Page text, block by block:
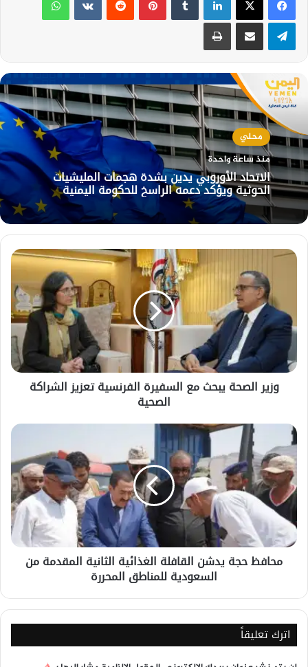
تيلقرام مشاركة عبر البريد طباعة
محلي
منذ ساعة واحدة
الاتحاد الأوروبي يدين بشدة هجمات المليشيات
الحوثية ويؤكد دعمه الراسخ للحكومة اليمنية
وزير
السفيرة
الفرنسية
تعزيز
الشراكة
الصحية
وزير الصحة يبحث مع السفيرة الفرنسية تعزيز الشراكة
الصحية
محافظ
حجة
يدشن
القافلة
الغذائية
الثانية
المقدمة
من
السعودية
للمناطق
محافظ حجة يدشن القافلة الغذائية الثانية المقدمة من
السعودية للمناطق المحررة
اترك تعليقاً